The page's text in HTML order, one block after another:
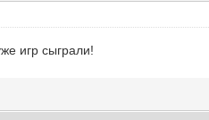
игр сыграли!